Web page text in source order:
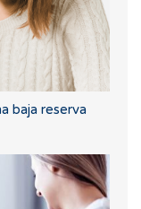
baja reserva